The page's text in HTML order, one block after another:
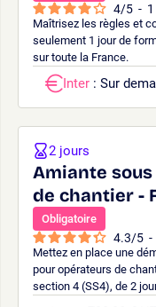
4/5 - 1
Maîtrisez les règles et
seulement 1 jour de
sur toute la France.
Inter : Sur
Amiante
de chantier -
Obligatoire
4.3/5 -
Mettez en place une
pour opérateurs de
section 4 (SS4), de 2
2 jours